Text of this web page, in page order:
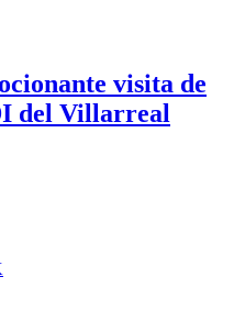
visita de
del Villarreal